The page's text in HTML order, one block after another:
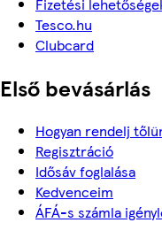
Tesco.hu
Clubcard
Első bevásárlás
Hogyan rendelj
Regisztráció
Idősáv foglalása
Kedvenceim
ÁFÁ-s számla